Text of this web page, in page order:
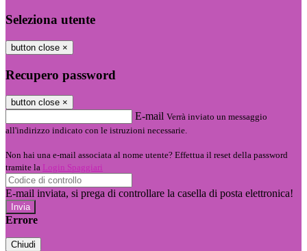
Seleziona utente
button close ×
Recupero password
button close ×
E-mail Verrà inviato un messaggio
all'indirizzo indicato con le istruzioni necessarie.
Non hai una e-mail associata al nome utente? Effettua il reset della password
tramite la Login Spaggiari
E-mail inviata, si prega di controllare la casella di posta elettronica!
Errore
Chiudi